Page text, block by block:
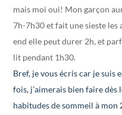
mais moi oui! Mon garçon
7h-7h30 et fait une sieste
end elle peut durer 2h, et
lit pendant 1h30.
Bref, je vous écris car je suis
fois, j’aimerais bien faire
habitudes de sommeil à mon